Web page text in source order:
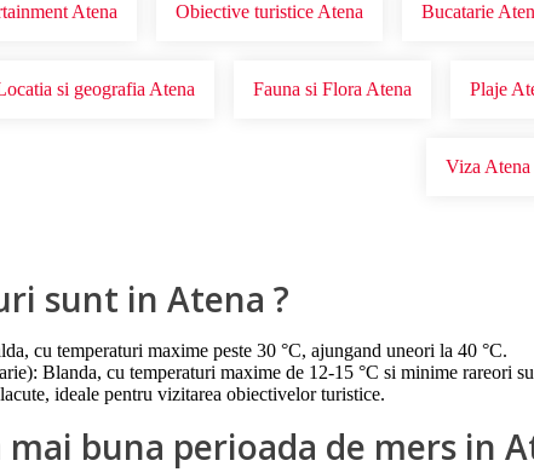
Atena Obiective turistice Atena Bucatarie
si geografia Atena Fauna si Flora Atena Plaje
Viza Atena
sunt in Atena ?
cu temperaturi maxime peste 30 °C, ajungand uneori la 40 °C.
Blanda, cu temperaturi maxime de 12-15 °C si minime rareori
ideale pentru vizitarea obiectivelor turistice.
mai buna perioada de mers in